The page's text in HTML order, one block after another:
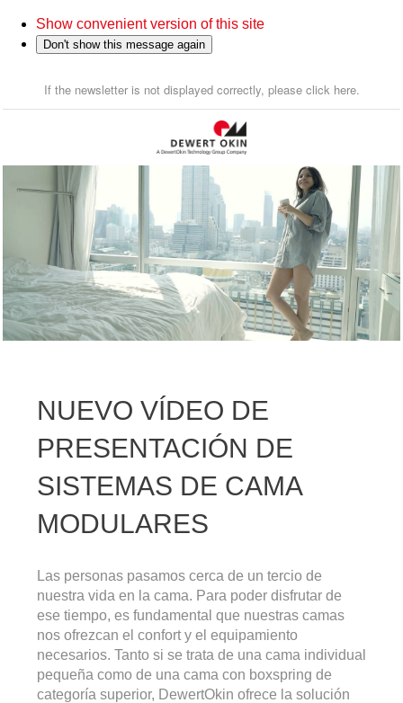
Show convenient version of this site
Don't show this message again
If the newsletter is not displayed correctly, please click here.
NUEVO VÍDEO DE
PRESENTACIÓN DE
SISTEMAS DE CAMA
MODULARES
Las personas pasamos cerca de un tercio de
nuestra vida en la cama. Para poder disfrutar de
ese tiempo, es fundamental que nuestras camas
nos ofrezcan el confort y el equipamiento
necesarios. Tanto si se trata de una cama individual
pequeña como de una cama con boxspring de
categoría superior, DewertOkin ofrece la solución